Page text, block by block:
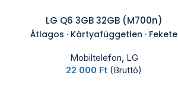
LG Q6 3GB 32GB (M700n)
Átlagos · Kártyafüggetlen · Fekete
Mobiltelefon, LG
22 000 Ft (Bruttó)